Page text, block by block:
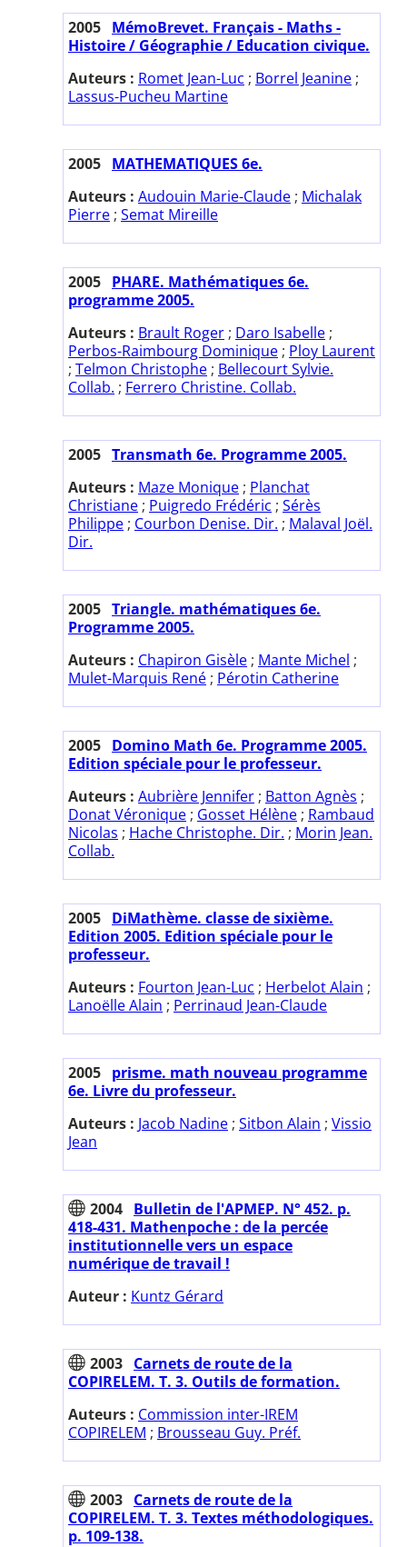
2005 MémoBrevet. Français - Maths -
Histoire / Géographie / Education civique.
Auteurs : Romet Jean-Luc ; Borrel Jeanine ;
Lassus-Pucheu Martine
2005 MATHEMATIQUES 6e.
Auteurs : Audouin Marie-Claude ; Michalak
Pierre ; Semat Mireille
2005 PHARE. Mathématiques 6e.
programme 2005.
Auteurs : Brault Roger ; Daro Isabelle ;
Perbos-Raimbourg Dominique ; Ploy Laurent
; Telmon Christophe ; Bellecourt Sylvie.
Collab. ; Ferrero Christine. Collab.
2005 Transmath 6e. Programme 2005.
Auteurs : Maze Monique ; Planchat
Christiane ; Puigredo Frédéric ; Sérès
Philippe ; Courbon Denise. Dir. ; Malaval Joël.
Dir.
2005 Triangle. mathématiques 6e.
Programme 2005.
Auteurs : Chapiron Gisèle ; Mante Michel ;
Mulet-Marquis René ; Pérotin Catherine
2005 Domino Math 6e. Programme 2005.
Edition spéciale pour le professeur.
Auteurs : Aubrière Jennifer ; Batton Agnès ;
Donat Véronique ; Gosset Hélène ; Rambaud
Nicolas ; Hache Christophe. Dir. ; Morin Jean.
Collab.
2005 DiMathème. classe de sixième.
Edition 2005. Edition spéciale pour le
professeur.
Auteurs : Fourton Jean-Luc ; Herbelot Alain ;
Lanoëlle Alain ; Perrinaud Jean-Claude
2005 prisme. math nouveau programme
6e. Livre du professeur.
Auteurs : Jacob Nadine ; Sitbon Alain ; Vissio
Jean
2004 Bulletin de l'APMEP. N° 452. p.
418-431. Mathenpoche : de la percée
institutionnelle vers un espace
numérique de travail !
Auteur : Kuntz Gérard
2003 Carnets de route de la
COPIRELEM. T. 3. Outils de formation.
Auteurs : Commission inter-IREM
COPIRELEM ; Brousseau Guy. Préf.
2003 Carnets de route de la
COPIRELEM. T. 3. Textes méthodologiques.
p. 109-138.